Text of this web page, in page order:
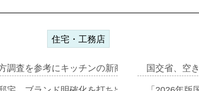
住宅・工務店
調査を参考にキッチンの新商品=「ファミーレ
国交省、空